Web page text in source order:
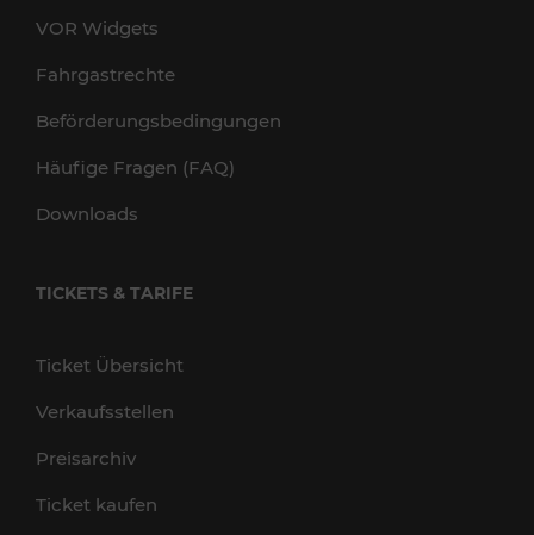
VOR Widgets
Fahrgastrechte
Beförderungsbedingungen
Häufige Fragen (FAQ)
Downloads
TICKETS & TARIFE
Ticket Übersicht
Verkaufsstellen
Preisarchiv
Ticket kaufen